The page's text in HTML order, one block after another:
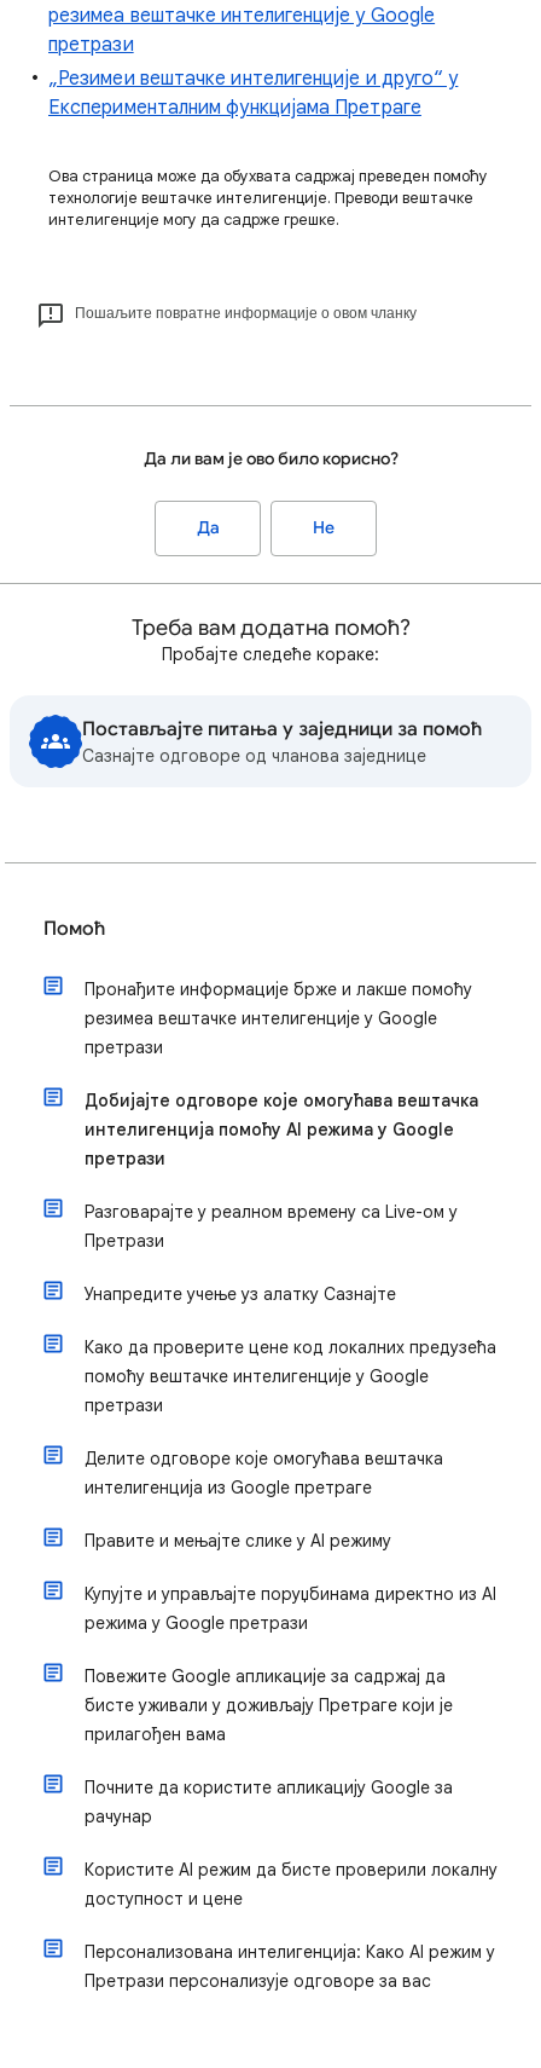
резимеа вештачке интелигенције у Google
претрази
„Резимеи вештачке интелигенције и друго“ у
Експерименталним функцијама Претраге
Ова страница може да обухвата садржај преведен помоћу
технологије вештачке интелигенције. Преводи вештачке
интелигенције могу да садрже грешке.
Пошаљите повратне информације о овом чланку
Да ли вам је ово било корисно?
Да Не
Треба вам додатна помоћ?
Пробајте следеће кораке:
Постављајте питања у заједници за помоћ
Сазнајте одговоре од чланова заједнице
Помоћ
Пронађите информације брже и лакше помоћу
резимеа вештачке интелигенције у Google
претрази
Добијајте одговоре које омогућава вештачка
интелигенција помоћу AI режима у Google
претрази
Разговарајте у реалном времену са Live-ом у
Претрази
Унапредите учење уз алатку Сазнајте
Како да проверите цене код локалних предузећа
помоћу вештачке интелигенције у Google
претрази
Делите одговоре које омогућава вештачка
интелигенција из Google претраге
Правите и мењајте слике у AI режиму
Купујте и управљајте поруџбинама директно из AI
режима у Google претрази
Повежите Google апликације за садржај да
бисте уживали у доживљају Претраге који је
прилагођен вама
Почните да користите апликацију Google за
рачунар
Користите AI режим да бисте проверили локалну
доступност и цене
Персонализована интелигенција: Како AI режим у
Претрази персонализује одговоре за вас